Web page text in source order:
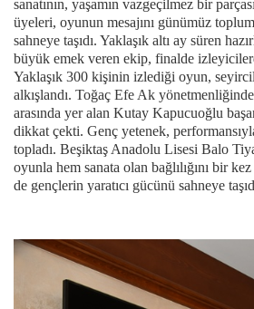
sanatının, yaşamın vazgeçilmez bir
üyeleri, oyunun mesajını günümüz
sahneye taşıdı. Yaklaşık altı ay süren
büyük emek veren ekip, finalde
Yaklaşık 300 kişinin izlediği oyun,
alkışlandı. Toğaç Efe Ak
arasında yer alan Kutay Kapucuoğlu
dikkat çekti. Genç yetenek,
topladı. Beşiktaş Anadolu Lisesi Balo
oyunla hem sanata olan bağlılığını bir
de gençlerin yaratıcı gücünü sahneye